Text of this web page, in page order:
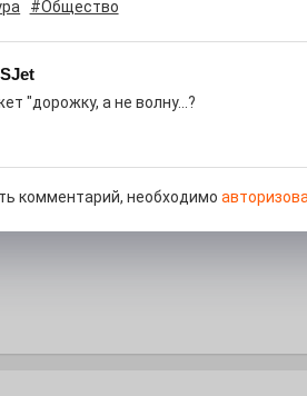
килем!
0
#Общество
"дорожку, а не волну...?
комментарий, необходимо